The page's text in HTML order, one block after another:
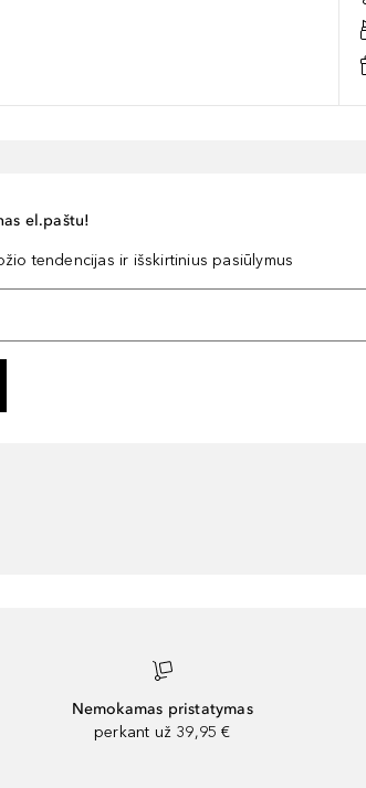
el.paštu!
tendencijas ir išskirtinius pasiūlymus
Nemokamas pristatymas
perkant už 39,95 €